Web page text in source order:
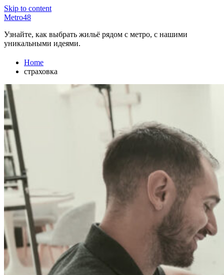
Skip to content
Metro48
Узнайте, как выбрать жильё рядом с метро, с нашими
уникальными идеями.
Home
страховка